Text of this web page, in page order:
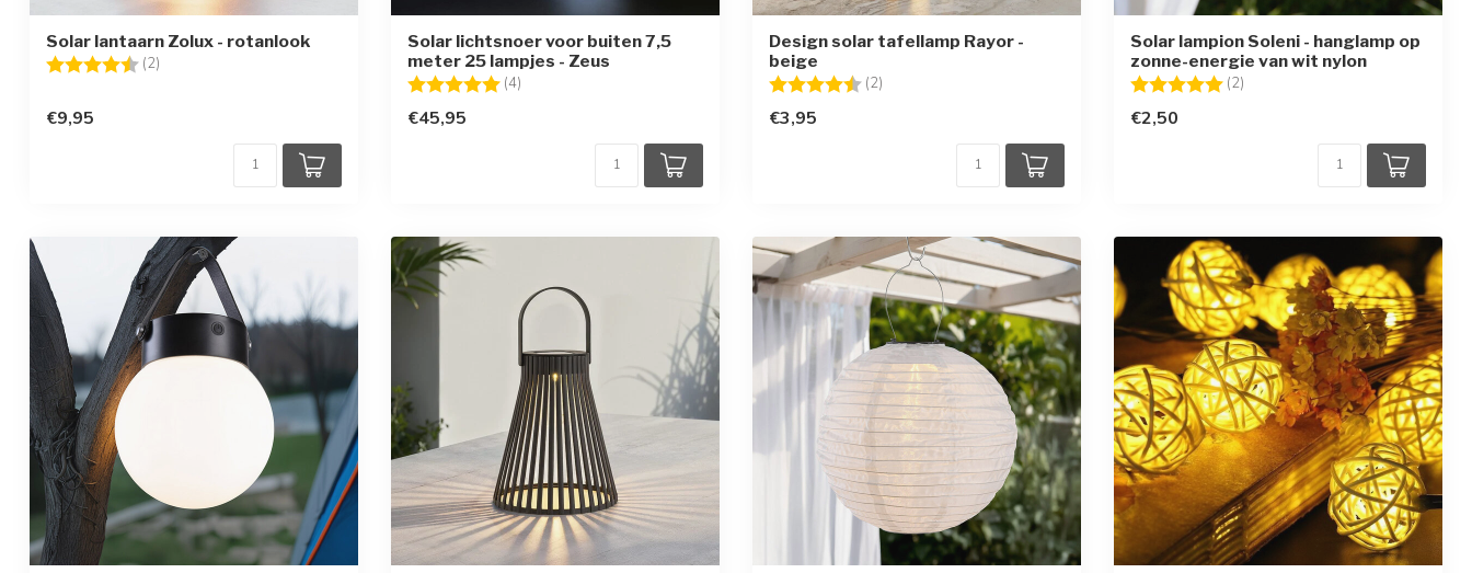
Solar lantaarn Zolux - rotanlook
Beoordeling: (2)
€9,95
Solar lichtsnoer voor buiten 7,5
meter 25 lampjes - Zeus
Beoordeling: (4)
€45,95
Design solar tafellamp Rayor -
beige
Beoordeling: (2)
€3,95
Solar lampion Soleni - hanglamp op
zonne-energie van wit nylon
Beoordeling: (2)
€2,50